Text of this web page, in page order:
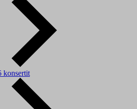
konsertit